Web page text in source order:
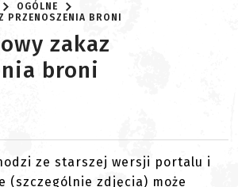
OGÓLNE
PRZENOSZENIA BRONI
zakaz
broni
ze starszej wersji portalu i
(szczególnie zdjęcia) może